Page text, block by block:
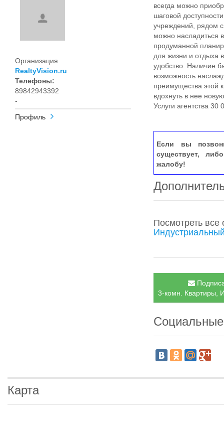
Организация
RealtyVision.ru
Телефоны:
89842943392
-
Профиль
всегда можно
шаговой
учреждений, рядом
можно насладиться
продуманной
для жизни и отдыха
удобство. Наличие
возможность
преимущества этой
вдохнуть в нее
Услуги агентства 30
Если вы
существует,
жалобу!
Посмотреть
3-комн. Квартиры,
Карта